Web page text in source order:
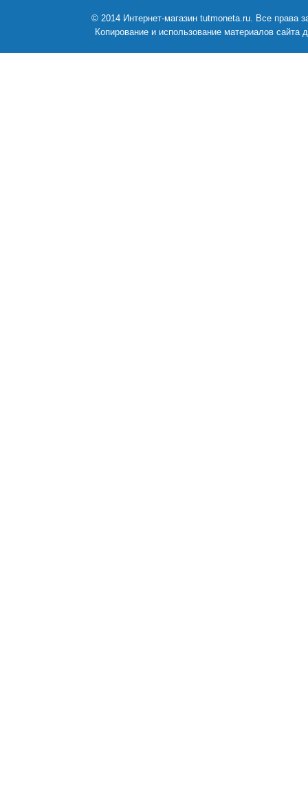
© 2014 Интернет-магазин tutmoneta.ru. Все права
Копирование и использование материалов сайта